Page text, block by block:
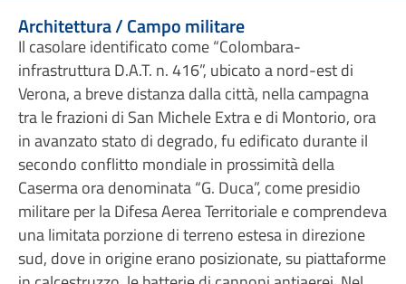
Architettura / Campo militare
Il casolare identificato come “Colombara-
infrastruttura D.A.T. n. 416”, ubicato a nord-est di
Verona, a breve distanza dalla città, nella campagna
tra le frazioni di San Michele Extra e di Montorio, ora
in avanzato stato di degrado, fu edificato durante il
secondo conflitto mondiale in prossimità della
Caserma ora denominata “G. Duca”, come presidio
militare per la Difesa Aerea Territoriale e comprendeva
una limitata porzione di terreno estesa in direzione
sud, dove in origine erano posizionate, su piattaforme